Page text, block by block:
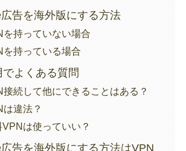
告を海外版にする方法
を持っていない場合
を持っている場合
よくある質問
接続して他にできることはある？
は違法？
VPNは使っていい？
告を海外版にする方法はVPN